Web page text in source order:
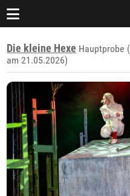
Die kleine Hexe Hauptprobe
am 21.05.2026)